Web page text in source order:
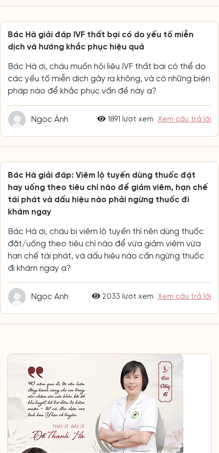
Bác Hà giải đáp IVF thất bại có do yếu tố miễn
dịch và hướng khắc phục hiệu quả
Bác Hà ơi, cháu muốn hỏi liệu IVF thất bại có thể do
các yếu tố miễn dịch gây ra không, và có những biện
pháp nào để khắc phục vấn đề này ạ?
Ngọc Ánh 1891 lượt xem Xem câu trả lời
Bác Hà giải đáp: Viêm lộ tuyến dùng thuốc đặt
hay uống theo tiêu chí nào để giảm viêm, hạn chế
tái phát và dấu hiệu nào phải ngừng thuốc đi
khám ngay
Bác Hà ơi, cháu bị viêm lộ tuyến thì nên dùng thuốc
đặt/uống theo tiêu chí nào để vừa giảm viêm vừa
hạn chế tái phát, và dấu hiệu nào cần ngừng thuốc
đi khám ngay ạ?
Ngọc Anh 2033 lượt xem Xem câu trả lời